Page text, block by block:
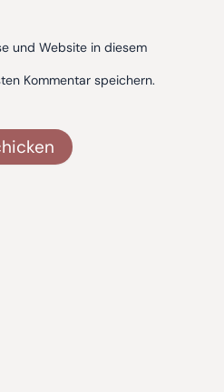
und Website in diesem
Kommentar speichern.